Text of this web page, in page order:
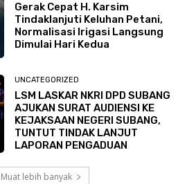
Gerak Cepat H. Karsim
Tindaklanjuti Keluhan Petani,
Normalisasi Irigasi Langsung
Dimulai Hari Kedua
UNCATEGORIZED
LSM LASKAR NKRI DPD SUBANG
AJUKAN SURAT AUDIENSI KE
KEJAKSAAN NEGERI SUBANG,
TUNTUT TINDAK LANJUT
LAPORAN PENGADUAN
Muat lebih banyak